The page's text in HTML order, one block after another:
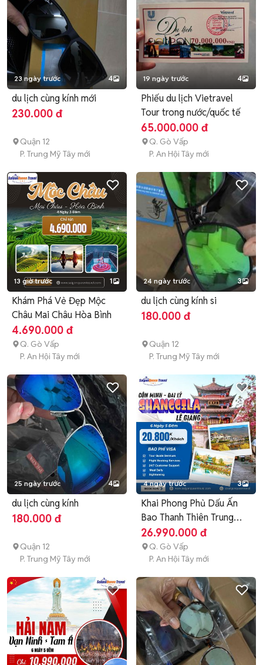
23 ngày trước 4
du lịch cùng kính mới
230.000 đ
Quận 12
P. Trung Mỹ Tây mới
19 ngày trước 4
Phiếu du lịch Vietravel
Tour trong nước/quốc tế
65.000.000 đ
Q. Gò Vấp
P. An Hội Tây mới
13 giờ trước 1
Khám Phá Vẻ Đẹp Mộc
Châu Mai Châu Hòa Bình
4.690.000 đ
Q. Gò Vấp
P. An Hội Tây mới
24 ngày trước 3
du lịch cùng kính si
180.000 đ
Quận 12
P. Trung Mỹ Tây mới
25 ngày trước 4
du lịch cùng kính
180.000 đ
Quận 12
P. Trung Mỹ Tây mới
4 ngày trước 3
Khai Phong Phủ Dấu Ấn
Bao Thanh Thiên Trung
Hoa
26.990.000 đ
Q. Gò Vấp
P. An Hội Tây mới